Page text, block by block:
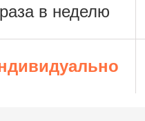
раза в неделю